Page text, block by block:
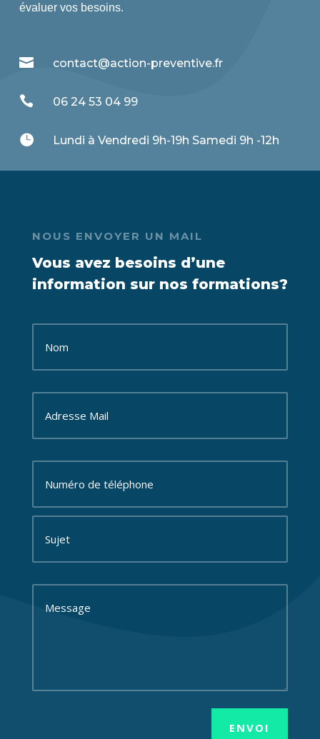
évaluer vos besoins.
 contact@action-preventive.fr
 06 24 53 04 99
 Lundi à Vendredi 9h-19h Samedi 9h -12h
NOUS ENVOYER UN MAIL
Vous avez besoins d’une
information sur nos formations?
ENVOI